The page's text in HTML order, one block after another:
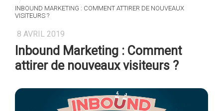
INBOUND MARKETING : COMMENT ATTIRER DE NOUVEAUX
VISITEURS ?
8 AVRIL 2019
Inbound Marketing : Comment
attirer de nouveaux visiteurs ?